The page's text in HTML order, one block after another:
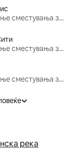
Изнајмување сместувања за одмор
Изнајмување сместувања за одмор
Изнајмување сместувања за одмор
река